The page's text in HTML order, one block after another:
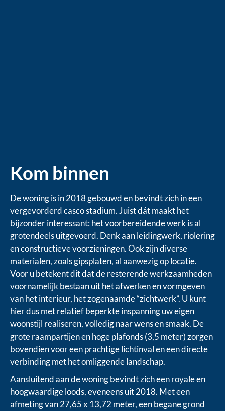
Kom binnen
De woning is in 2018 gebouwd en bevindt zich in een
vergevorderd casco stadium. Juist dát maakt het
bijzonder interessant: het voorbereidende werk is al
grotendeels uitgevoerd. Denk aan leidingwerk, riolering
en constructieve voorzieningen. Ook zijn diverse
materialen, zoals gipsplaten, al aanwezig op locatie.
Voor u betekent dit dat de resterende werkzaamheden
voornamelijk bestaan uit het afwerken en vormgeven
van het interieur, het zogenaamde “zichtwerk”. U kunt
hier dus met relatief beperkte inspanning uw eigen
woonstijl realiseren, volledig naar wens en smaak. De
grote raampartijen en hoge plafonds (3,5 meter) zorgen
bovendien voor een prachtige lichtinval en een directe
verbinding met het omliggende landschap.
Aansluitend aan de woning bevindt zich een royale en
hoogwaardige loods, eveneens uit 2018. Met een
afmeting van 27,65 x 13,72 meter, een begane grond